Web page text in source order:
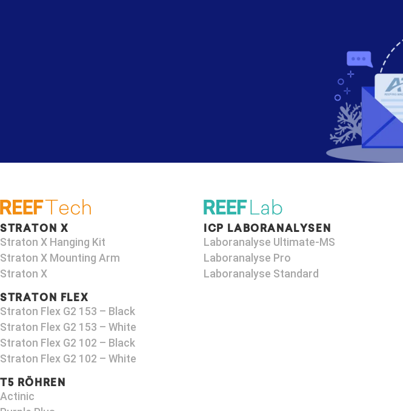
STRATON X
Straton X Hanging Kit
Straton X Mounting Arm​
Straton X
STRATON FLEX
Straton Flex G2 153 – Black​
Straton Flex G2 153 – White
Straton Flex G2 102 – Black
Straton Flex G2 102 – White
T5 RÖHREN
Actinic
ICP LABORANALYSEN
Laboranalyse Ultimate-MS
Laboranalyse Pro
Laboranalyse Standard